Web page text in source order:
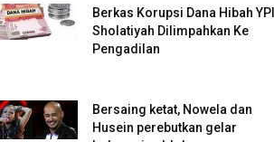
Berkas Korupsi Dana Hibah YPI
Sholatiyah Dilimpahkan Ke
Pengadilan
Bersaing ketat, Nowela dan
Husein perebutkan gelar